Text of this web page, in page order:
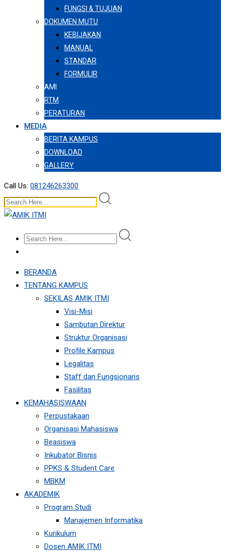
FUNGSI & TUJUAN
DOKUMEN MUTU
KEBIJAKAN
MANUAL
STANDAR
FORMULIR
AMI
RTM
PERATURAN
MEDIA
BERITA KAMPUS
DOWNLOAD
GALLERY
Call Us: 081246263300
BERANDA
TENTANG KAMPUS
SEKILAS AMIK ITMI
Visi-Misi
Sambutan Direktur
Struktur Organisasi
Profile Kampus
Legalitas
Staff dan Fungsionaris
Fasilitas
KEMAHASISWAAN
Perpustakaan
Organisasi Mahasiswa
Beasiswa
Inkubator Bisnis
PPKS & Student Care
MBKM
AKADEMIK
Program Studi
Manajemen Informatika
Kurikulum
Dosen AMIK ITMI